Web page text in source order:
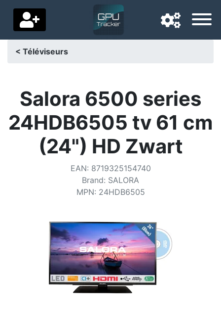
Pays de livraison
Accueil
Baisses de prix
Paramètres
Conditions
Catégories
< Téléviseurs
Salora 6500 series
24HDB6505 tv 61 cm
(24") HD Zwart
EAN: 8719325154740
Brand: SALORA
MPN: 24HDB6505